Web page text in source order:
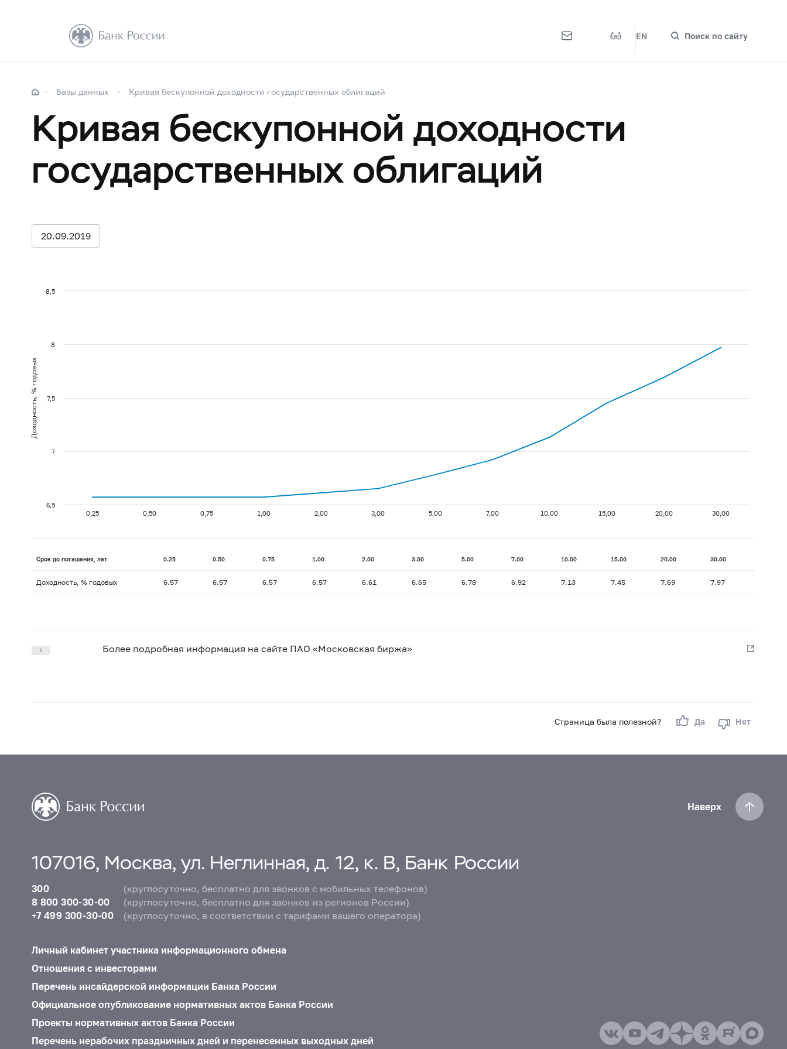
EN Поиск по сайту
Базы данных Кривая бескупонной доходности государственных облигаций
Кривая бескупонной доходности
государственных облигаций
20.09.2019
Доходность, % годовых
0,25 0,50 0,75 1,00 2,00 3,00 5,00 7,00 10,00 15,00 20,00 30,00
6,5
7
7,5
8
8,5
Срок до погашения, лет 0.25 0.50 0.75 1.00 2.00 3.00 5.00 7.00 10.00 15.00 20.00 30.00
Доходность, % годовых 6.57 6.57 6.57 6.57 6.61 6.65 6.78 6.92 7.13 7.45 7.69 7.97
Более подробная информация на сайте ПАО «Московская биржа»
Страница была полезной? Да Нет
Наверх
107016, Москва, ул. Неглинная, д. 12, к. В, Банк России
300
(круглосуточно, бесплатно для звонков с мобильных телефонов)
8 800 300-30-00
(круглосуточно, бесплатно для звонков из регионов России)
+7 499 300-30-00
(круглосуточно, в соответствии с тарифами вашего оператора)
Личный кабинет участника информационного обмена
Отношения с инвесторами
Перечень инсайдерской информации Банка России
Официальное опубликование нормативных актов Банка России
Проекты нормативных актов Банка России
Перечень нерабочих праздничных дней и перенесенных выходных дней